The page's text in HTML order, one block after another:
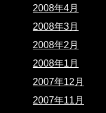
2008年4月
2008年3月
2008年2月
2008年1月
2007年12月
2007年11月